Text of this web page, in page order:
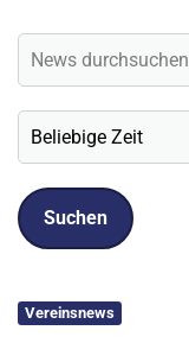
Vereinsnews
Veranstaltungen
Social-Media News
Sport- und Kursangebot
Kontakt